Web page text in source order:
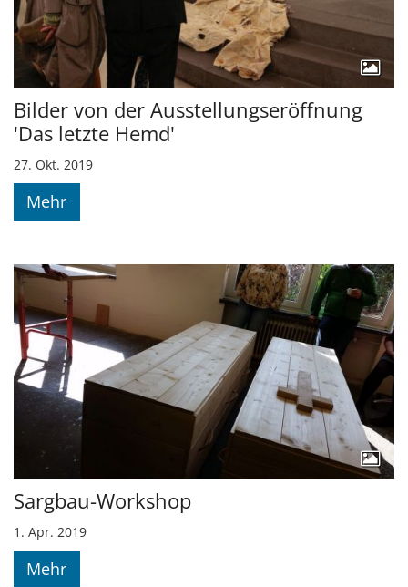
Bilder von der Ausstellungseröffnung
'Das letzte Hemd'
27. Okt. 2019
Mehr
Sargbau-Workshop
1. Apr. 2019
Mehr